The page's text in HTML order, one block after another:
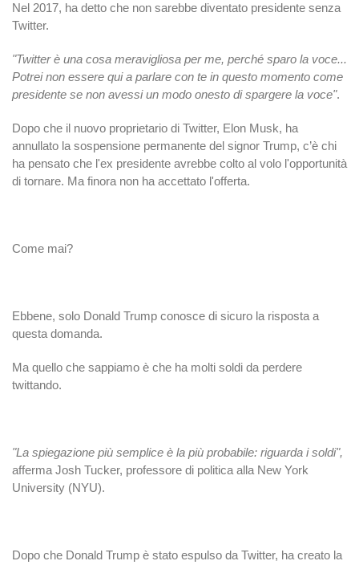
Nel 2017, ha detto che non sarebbe diventato presidente senza
Twitter.
"Twitter è una cosa meravigliosa per me, perché sparo la voce...
Potrei non essere qui a parlare con te in questo momento come
presidente se non avessi un modo onesto di spargere la voce".
Dopo che il nuovo proprietario di Twitter, Elon Musk, ha
annullato la sospensione permanente del signor Trump, c’è chi
ha pensato che l'ex presidente avrebbe colto al volo l'opportunità
di tornare. Ma finora non ha accettato l'offerta.
Come mai?
Ebbene, solo Donald Trump conosce di sicuro la risposta a
questa domanda.
Ma quello che sappiamo è che ha molti soldi da perdere
twittando.
"La spiegazione più semplice è la più probabile: riguarda i soldi",
afferma Josh Tucker, professore di politica alla New York
University (NYU).
Dopo che Donald Trump è stato espulso da Twitter, ha creato la